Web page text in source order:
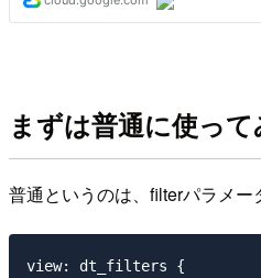
まずは普通に使って
普通というのは、filterパラメ
view: dt_filters {